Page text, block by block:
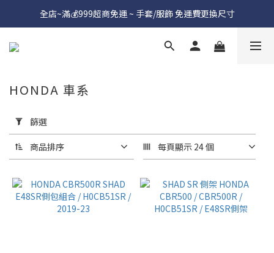
全店~滿💰999超商免運 ~ 手套/服飾 免運費更換尺寸
用
篩
選
(0/20)
價格
(NT$)
HONDA 車系
篩選
商品排序 每頁顯示 24 個